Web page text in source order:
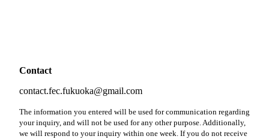
Contact
contact.fec.fukuoka@gmail.com
The information you entered will be used for communication regarding
your inquiry, and will not be used for any other purpose. Additionally,
we will respond to your inquiry within one week. If you do not receive